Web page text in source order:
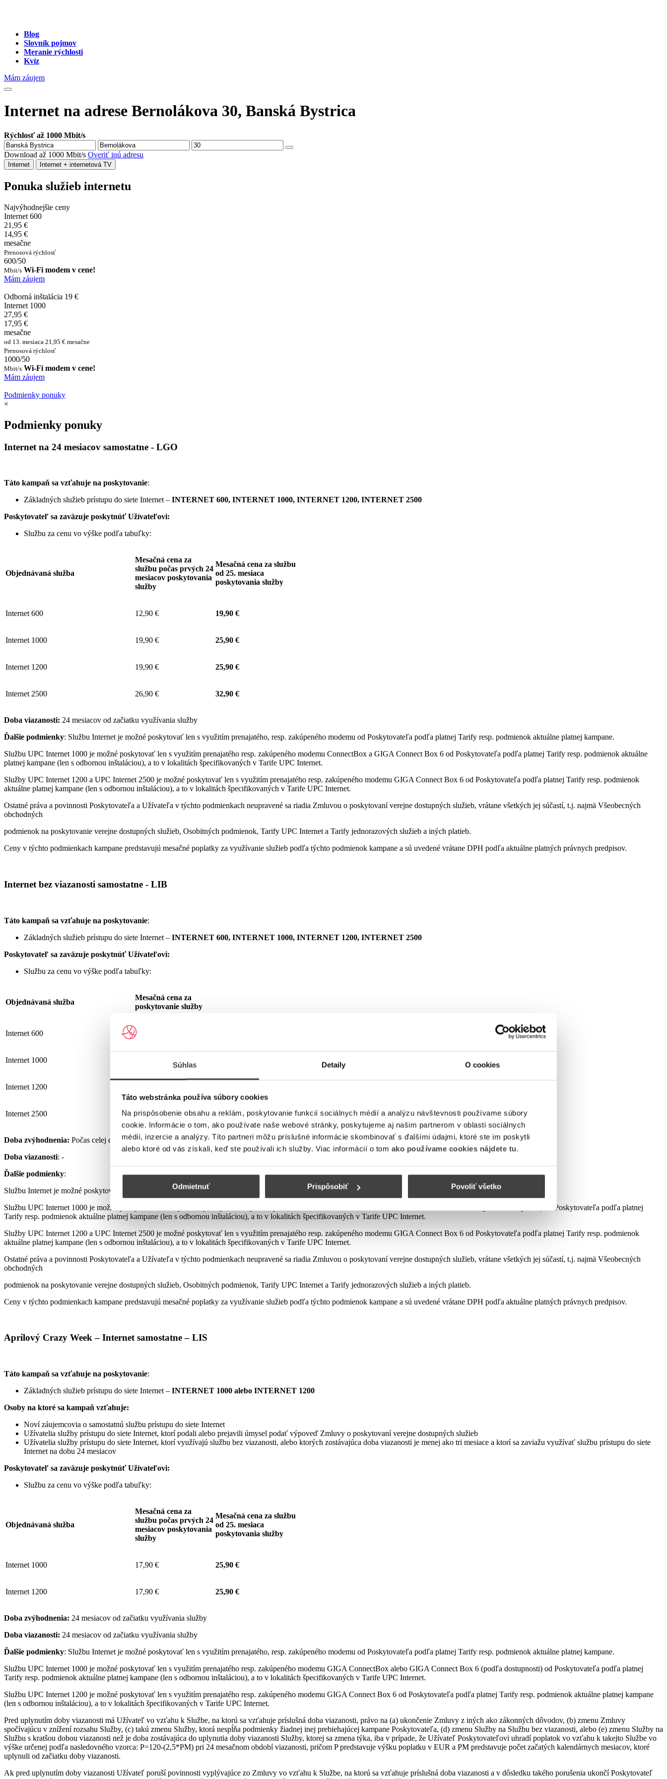
Súhlas Detaily O cookies
Táto webstránka používa súbory cookies
Na prispôsobenie obsahu a reklám, poskytovanie funkcií sociálnych médií a analýzu návštevnosti používame súbory
cookie. Informácie o tom, ako používate naše webové stránky, poskytujeme aj našim partnerom v oblasti sociálnych
médií, inzercie a analýzy. Títo partneri môžu príslušné informácie skombinovať s ďalšími údajmi, ktoré ste im poskytli
alebo ktoré od vás získali, keď ste používali ich služby. Viac informácií o tom ako používame cookies nájdete tu.
Odmietnuť Prispôsobiť Povoliť všetko
Blog
Slovník pojmov
Meranie rýchlosti
Kvíz
Mám záujem
Internet na adrese Bernolákova 30, Banská Bystrica
Rýchlosť až 1000 Mbit/s
Download až 1000 Mbit/s Overiť inú adresu
Internet Internet + internetová TV
Ponuka služieb internetu
Najvýhodnejšie ceny
Internet 600
21,95 €
14,95 €
mesačne
Prenosová rýchlosť
600/50
Mbit/s Wi-Fi modem v cene!
Mám záujem
Odborná inštalácia 19 €
Internet 1000
27,95 €
17,95 €
mesačne
od 13. mesiaca 21,95 € mesačne
Prenosová rýchlosť
1000/50
Mbit/s Wi-Fi modem v cene!
Mám záujem
Podmienky ponuky
×
Podmienky ponuky
Internet na 24 mesiacov samostatne - LGO
Táto kampaň sa vzťahuje na poskytovanie:
Základných služieb prístupu do siete Internet – INTERNET 600, INTERNET 1000, INTERNET 1200, INTERNET 2500
Poskytovateľ sa zaväzuje poskytnúť Užívateľovi:
Službu za cenu vo výške podľa tabuľky:
Objednávaná služba
Mesačná cena za
službu počas prvých 24
mesiacov poskytovania
služby
Mesačná cena za službu
od 25. mesiaca
poskytovania služby
Internet 600 12,90 € 19,90 €
Internet 1000 19,90 € 25,90 €
Internet 1200 19,90 € 25,90 €
Internet 2500 26,90 € 32,90 €
Doba viazanosti: 24 mesiacov od začiatku využívania služby
Ďalšie podmienky: Službu Internet je možné poskytovať len s využitím prenajatého, resp. zakúpeného modemu od Poskytovateľa podľa platnej Tarify resp. podmienok aktuálne platnej kampane.
Službu UPC Internet 1000 je možné poskytovať len s využitím prenajatého resp. zakúpeného modemu ConnectBox a GIGA Connect Box 6 od Poskytovateľa podľa platnej Tarify resp. podmienok aktuálne
platnej kampane (len s odbornou inštaláciou), a to v lokalitách špecifikovaných v Tarife UPC Internet.
Služby UPC Internet 1200 a UPC Internet 2500 je možné poskytovať len s využitím prenajatého resp. zakúpeného modemu GIGA Connect Box 6 od Poskytovateľa podľa platnej Tarify resp. podmienok
aktuálne platnej kampane (len s odbornou inštaláciou), a to v lokalitách špecifikovaných v Tarife UPC Internet.
Ostatné práva a povinnosti Poskytovateľa a Užívateľa v týchto podmienkach neupravené sa riadia Zmluvou o poskytovaní verejne dostupných služieb, vrátane všetkých jej súčastí, t.j. najmä Všeobecných
obchodných
podmienok na poskytovanie verejne dostupných služieb, Osobitných podmienok, Tarify UPC Internet a Tarify jednorazových služieb a iných platieb.
Ceny v týchto podmienkach kampane predstavujú mesačné poplatky za využívanie služieb podľa týchto podmienok kampane a sú uvedené vrátane DPH podľa aktuálne platných právnych predpisov.
Internet bez viazanosti samostatne - LIB
Táto kampaň sa vzťahuje na poskytovanie:
Základných služieb prístupu do siete Internet – INTERNET 600, INTERNET 1000, INTERNET 1200, INTERNET 2500
Poskytovateľ sa zaväzuje poskytnúť Užívateľovi:
Službu za cenu vo výške podľa tabuľky:
Objednávaná služba
Mesačná cena za
poskytovanie služby
Internet 600 19,90 €
Internet 1000
Internet 1200
Internet 2500 32,90 €
Doba zvýhodnenia: Počas celej doby využívania Služby podľa podmienok tejto kampane
Doba viazanosti: -
Ďalšie podmienky:
Službu Internet je možné poskytovať len s využitím prenajatého, resp. zakúpeného modemu od Poskytovateľa podľa platnej Tarify resp. podmienok aktuálne platnej kampane.
Službu UPC Internet 1000 je možné poskytovať len s využitím prenajatého resp. zakúpeného modemu GIGA ConnectBox alebo GIGA Connect Box 6 (podľa dostupnosti) od Poskytovateľa podľa platnej
Tarify resp. podmienok aktuálne platnej kampane (len s odbornou inštaláciou), a to v lokalitách špecifikovaných v Tarife UPC Internet.
Služby UPC Internet 1200 a UPC Internet 2500 je možné poskytovať len s využitím prenajatého resp. zakúpeného modemu GIGA Connect Box 6 od Poskytovateľa podľa platnej Tarify resp. podmienok
aktuálne platnej kampane (len s odbornou inštaláciou), a to v lokalitách špecifikovaných v Tarife UPC Internet.
Ostatné práva a povinnosti Poskytovateľa a Užívateľa v týchto podmienkach neupravené sa riadia Zmluvou o poskytovaní verejne dostupných služieb, vrátane všetkých jej súčastí, t.j. najmä Všeobecných
obchodných
podmienok na poskytovanie verejne dostupných služieb, Osobitných podmienok, Tarify UPC Internet a Tarify jednorazových služieb a iných platieb.
Ceny v týchto podmienkach kampane predstavujú mesačné poplatky za využívanie služieb podľa týchto podmienok kampane a sú uvedené vrátane DPH podľa aktuálne platných právnych predpisov.
Aprílový Crazy Week – Internet samostatne – LIS
Táto kampaň sa vzťahuje na poskytovanie:
Základných služieb prístupu do siete Internet – INTERNET 1000 alebo INTERNET 1200
Osoby na ktoré sa kampaň vzťahuje:
Noví záujemcovia o samostatnú službu prístupu do siete Internet
Užívatelia služby prístupu do siete Internet, ktorí podali alebo prejavili úmysel podať výpoveď Zmluvy o poskytovaní verejne dostupných služieb
Užívatelia služby prístupu do siete Internet, ktorí využívajú službu bez viazanosti, alebo ktorých zostávajúca doba viazanosti je menej ako tri mesiace a ktorí sa zaviažu využívať službu prístupu do siete
Internet na dobu 24 mesiacov
Poskytovateľ sa zaväzuje poskytnúť Užívateľovi:
Službu za cenu vo výške podľa tabuľky:
Objednávaná služba
Mesačná cena za
službu počas prvých 24
mesiacov poskytovania
služby
Mesačná cena za službu
od 25. mesiaca
poskytovania služby
Internet 1000 17,90 € 25,90 €
Internet 1200 17,90 € 25,90 €
Doba zvýhodnenia: 24 mesiacov od začiatku využívania služby
Doba viazanosti: 24 mesiacov od začiatku využívania služby
Ďalšie podmienky: Službu Internet je možné poskytovať len s využitím prenajatého, resp. zakúpeného modemu od Poskytovateľa podľa platnej Tarify resp. podmienok aktuálne platnej kampane.
Službu UPC Internet 1000 je možné poskytovať len s využitím prenajatého resp. zakúpeného modemu GIGA ConnectBox alebo GIGA Connect Box 6 (podľa dostupnosti) od Poskytovateľa podľa platnej
Tarify resp. podmienok aktuálne platnej kampane (len s odbornou inštaláciou), a to v lokalitách špecifikovaných v Tarife UPC Internet.
Službu UPC Internet 1200 je možné poskytovať len s využitím prenajatého resp. zakúpeného modemu GIGA Connect Box 6 od Poskytovateľa podľa platnej Tarify resp. podmienok aktuálne platnej kampane
(len s odbornou inštaláciou), a to v lokalitách špecifikovaných v Tarife UPC Internet.
Pred uplynutím doby viazanosti má Užívateľ vo vzťahu k Službe, na ktorú sa vzťahuje príslušná doba viazanosti, právo na (a) ukončenie Zmluvy z iných ako zákonných dôvodov, (b) zmenu Zmluvy
spočívajúcu v znížení rozsahu Služby, (c) takú zmenu Služby, ktorá nespĺňa podmienky žiadnej inej prebiehajúcej kampane Poskytovateľa, (d) zmenu Služby na Službu bez viazanosti, alebo (e) zmenu Služby na
Službu s kratšou dobou viazanosti než je doba zostávajúca do uplynutia doby viazanosti Služby, ktorej sa zmena týka, iba v prípade, že Užívateľ Poskytovateľovi uhradí poplatok vo vzťahu k takejto Službe vo
výške určenej podľa nasledovného vzorca: P=120-(2,5*PM) pri 24 mesačnom období viazanosti, pričom P predstavuje výšku poplatku v EUR a PM predstavuje počet začatých kalendárnych mesiacov, ktoré
uplynuli od začiatku doby viazanosti.
Ak pred uplynutím doby viazanosti Užívateľ poruší povinnosti vyplývajúce zo Zmluvy vo vzťahu k Službe, na ktorú sa vzťahuje príslušná doba viazanosti a v dôsledku takého porušenia ukončí Poskytovateľ